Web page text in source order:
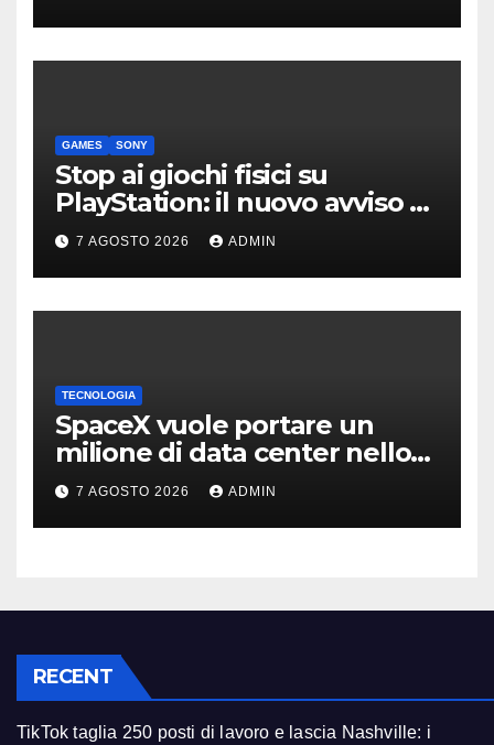
GAMES SONY
Stop ai giochi fisici su
PlayStation: il nuovo avviso di
Sony è l’ennesima conferma
7 AGOSTO 2026 ADMIN
TECNOLOGIA
SpaceX vuole portare un
milione di data center nello
spazio: Nvidia sarà il cervello
7 AGOSTO 2026 ADMIN
RECENT
TikTok taglia 250 posti di lavoro e lascia Nashville: i